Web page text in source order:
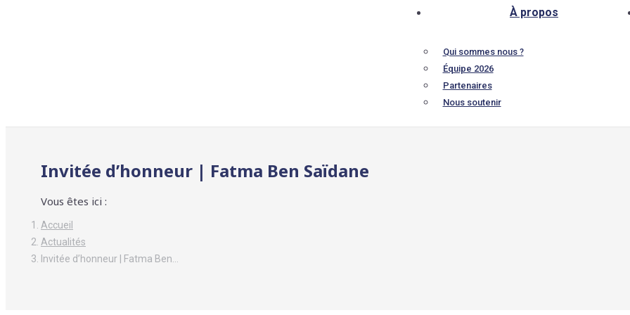
À propos
Qui sommes nous ?
Équipe 2026
Partenaires
Nous soutenir
Invitée d’honneur | Fatma Ben Saïdane
Vous êtes ici :
Accueil
Actualités
Invitée d’honneur | Fatma Ben…